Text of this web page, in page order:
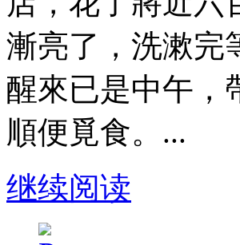
漸亮了，洗漱完
醒來已是中午，
順便覓食。...
继续阅读